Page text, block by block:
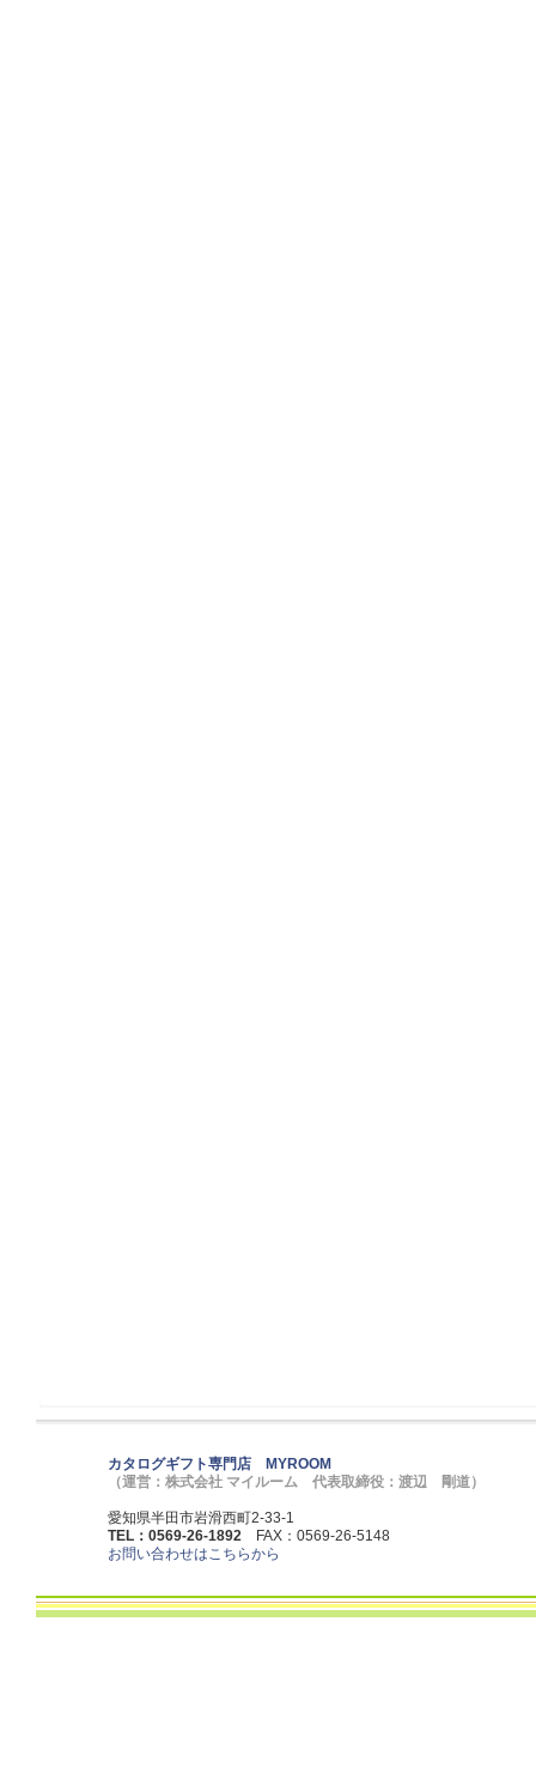
カタログギフト専門店 MYROOM
（運営：株式会社 マイルーム 代表取締役：渡辺 剛道）
愛知県半田市岩滑西町2-33-1
TEL：0569-26-1892 FAX：0569-26-5148
お問い合わせはこちらから